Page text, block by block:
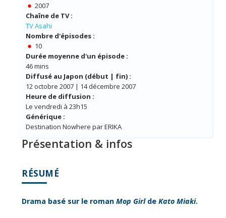
2007
Chaîne de TV :
TV Asahi
Nombre d'épisodes :
10
Durée moyenne d'un épisode :
46 mins
Diffusé au Japon (début | fin) :
12 octobre 2007 | 14 décembre 2007
Heure de diffusion :
Le vendredi à 23h15
Générique :
Destination Nowhere par ERIKA
Présentation & infos
RÉSUMÉ
Drama basé sur le roman Mop Girlde Kato Miaki.